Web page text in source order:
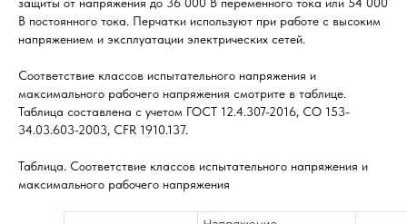
В постоянного тока. Перчатки используют при работе с высоким
напряжением и эксплуатации электрических сетей.
Соответствие классов испытательного напряжения и
максимального рабочего напряжения смотрите в таблице.
Таблица составлена с учетом ГОСТ 12.4.307-2016, СО 153-
34.03.603-2003, CFR 1910.137.
Таблица. Соответствие классов испытательного напряжения и
максимального рабочего напряжения